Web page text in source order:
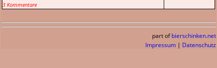
3 Kommentare
part of bierschinken.net
Impressum | Datenschutz